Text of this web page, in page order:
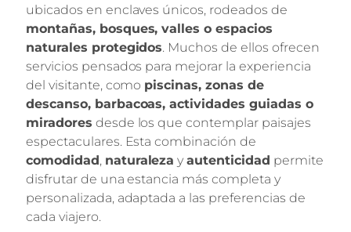
ubicados en enclaves únicos, rodeados de
montañas, bosques, valles o espacios
naturales protegidos. Muchos de ellos ofrecen
servicios pensados para mejorar la experiencia
del visitante, como piscinas, zonas de
descanso, barbacoas, actividades guiadas o
miradores desde los que contemplar paisajes
espectaculares. Esta combinación de
comodidad , naturaleza yautenticidad permite
disfrutar de una estancia más completa y
personalizada, adaptada a las preferencias de
cada viajero.